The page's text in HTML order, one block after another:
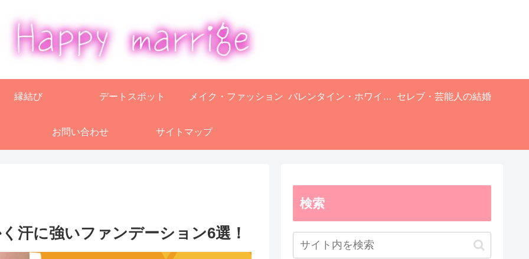
縁結び デートスポット メイク・ファッション バレンタイン・ホワイトデー セレブ・芸能人の結婚
お問い合わせ サイトマップ
汗に強いファンデーション6選！
検索